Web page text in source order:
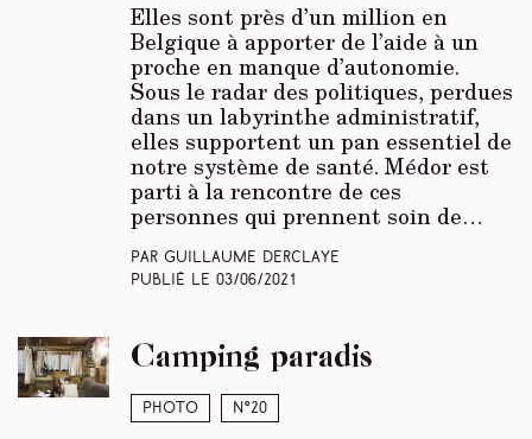
Elles sont près d’un million en
Belgique à apporter de l’aide à un
proche en manque d’autonomie.
Sous le radar des politiques, perdues
dans un labyrinthe administratif,
elles supportent un pan essentiel de
notre système de santé. Médor est
parti à la rencontre de ces
personnes qui prennent soin de…
Par Guillaume Derclaye
Publié le 03/06/2021
Photo N°20
Camping paradis